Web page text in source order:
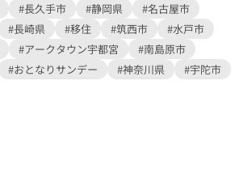
#長久手市 #静岡県
#名古屋市
#長崎県 #移住 #筑西市
#水戸市
#アークタウン宇都宮
#南島原市
#おとなりサンデー #神奈川県
#宇陀市